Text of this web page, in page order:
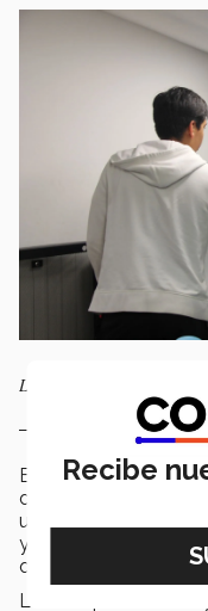
Laboratorio de interfaces
El laboratorio de
diversas
un proceso de
y transformación. La
que son por control
Las máquinas de
Recibe